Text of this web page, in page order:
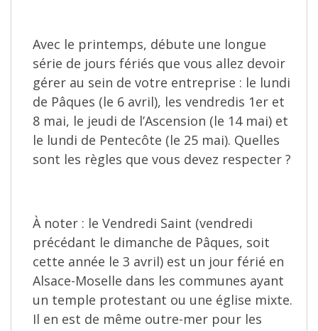
Avec le printemps, débute une longue
série de jours fériés que vous allez devoir
gérer au sein de votre entreprise : le lundi
de Pâques (le 6 avril), les vendredis 1er et
8 mai, le jeudi de l’Ascension (le 14 mai) et
le lundi de Pentecôte (le 25 mai). Quelles
sont les règles que vous devez respecter ?
À noter : le Vendredi Saint (vendredi
précédant le dimanche de Pâques, soit
cette année le 3 avril) est un jour férié en
Alsace-Moselle dans les communes ayant
un temple protestant ou une église mixte.
Il en est de même outre-mer pour les